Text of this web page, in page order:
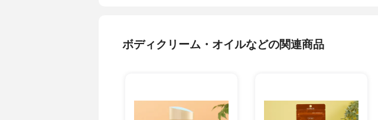
ボディクリーム・オイルなどの関連商品